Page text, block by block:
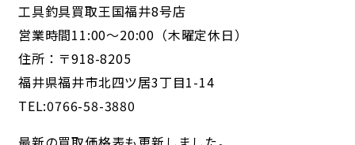
工具釣具買取王国福井8号店
営業時間11:00～20:00（木曜定休日）
住所：〒918-8205
福井県福井市北四ツ居3丁目1-14
TEL:0766-58-3880